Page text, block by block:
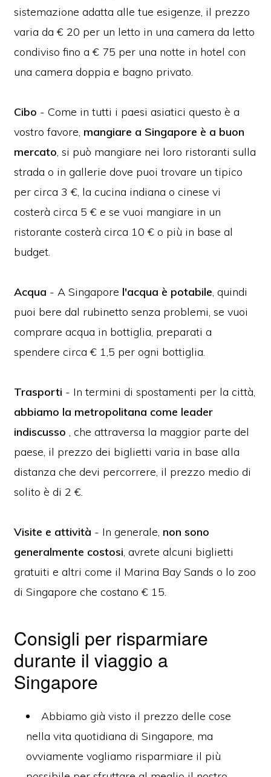
sistemazione adatta alle tue esigenze, il prezzo
varia da € 20 per un letto in una camera da letto
condiviso fino a € 75 per una notte in hotel con
una camera doppia e bagno privato.
Cibo - Come in tutti i paesi asiatici questo è a
vostro favore, mangiare a Singapore è a buon
mercato, si può mangiare nei loro ristoranti sulla
strada o in gallerie dove puoi trovare un tipico
per circa 3 €, la cucina indiana o cinese vi
costerà circa 5 € e se vuoi mangiare in un
ristorante costerà circa 10 € o più in base al
budget.
Acqua - A Singapore l'acqua è potabile, quindi
puoi bere dal rubinetto senza problemi, se vuoi
comprare acqua in bottiglia, preparati a
spendere circa € 1,5 per ogni bottiglia.
Trasporti - In termini di spostamenti per la città,
abbiamo la metropolitana come leader
indiscusso , che attraversa la maggior parte del
paese, il prezzo dei biglietti varia in base alla
distanza che devi percorrere, il prezzo medio di
solito è di 2 €.
Visite e attività - In generale, non sono
generalmente costosi, avrete alcuni biglietti
gratuiti e altri come il Marina Bay Sands o lo zoo
di Singapore che costano € 15.
Consigli per risparmiare
durante il viaggio a
Singapore
Abbiamo già visto il prezzo delle cose
nella vita quotidiana di Singapore, ma
ovviamente vogliamo risparmiare il più